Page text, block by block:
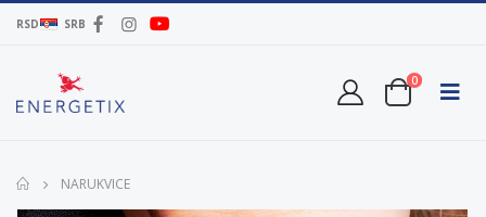
RSD SRB
0
NARUKVICE